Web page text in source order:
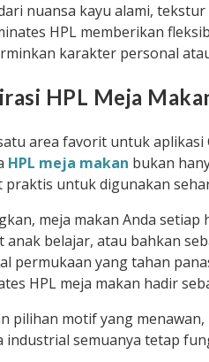
nuansa kayu alami,
HPL memberikan
karakter personal
HPL Meja
area favorit untuk aplikasi
HPL meja makan bukan
praktis untuk digunakan
meja makan Anda
anak belajar, atau bahkan
permukaan yang tahan
HPL meja makan hadir
pilihan motif yang
industrial semuanya tetap